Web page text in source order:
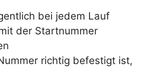
bei jedem Lauf
der Startnummer
richtig befestigt ist,